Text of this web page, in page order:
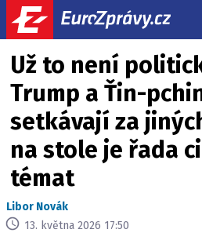
Už to není
Trump a Ťin-
setkávají za
na stole je řada
témat
Libor Novák
13. května 2026 17:50